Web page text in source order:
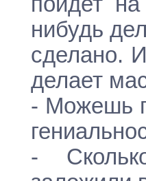
нибудь
сделано.
делает
- Можешь
-